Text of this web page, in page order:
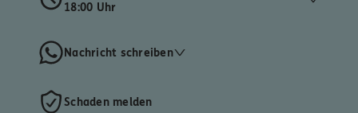
18:00 Uhr
Nachricht schreiben
Schaden melden